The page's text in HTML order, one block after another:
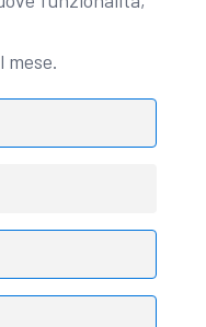
mese.